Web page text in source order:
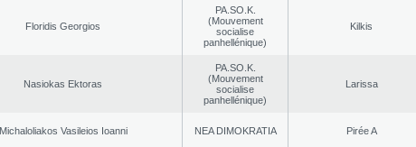
Floridis Georgios
PA.SO.K.
(Mouvement
socialise
panhellénique)
Kilkis
Nasiokas Ektoras
PA.SO.K.
(Mouvement
socialise
panhellénique)
Larissa
Michaloliakos Vasileios Ioanni NEA DΙMOKRATIA Pirée A